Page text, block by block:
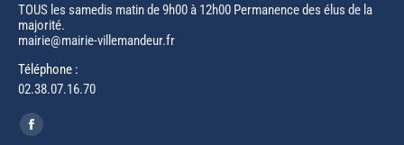
TOUS les samedis matin de 9h00 à 12h00 Permanence des élus de la
majorité.
mairie@mairie-villemandeur.fr
Téléphone :
02.38.07.16.70
Trouvez nous sur :
Facebook